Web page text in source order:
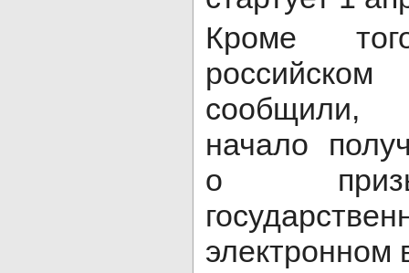
Кроме
сообщили,
начало
о
электронном